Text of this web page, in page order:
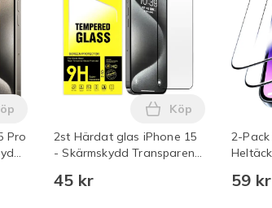
Glas Skärmskydd i varukorgen
Pro
till 3-Pack - iPhone 15 / 15 Pro - Härdat
2st Härdat glas iPhone 15
- Skärmskydd Transparent
45 kr
Lägg till 2st
Köp
2-Pack
59 kr